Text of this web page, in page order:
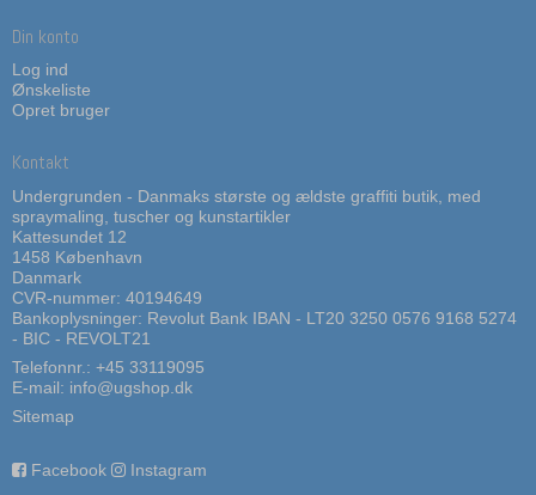
Din konto
Log ind
Ønskeliste
Opret bruger
Kontakt
Undergrunden - Danmaks største og ældste graffiti butik, med
spraymaling, tuscher og kunstartikler
Kattesundet 12
1458 København
Danmark
CVR-nummer: 40194649
Bankoplysninger: Revolut Bank IBAN - LT20 3250 0576 9168 5274
- BIC - REVOLT21
Telefonnr.: +45 33119095
E-mail: info@ugshop.dk
Sitemap
Facebook Instagram